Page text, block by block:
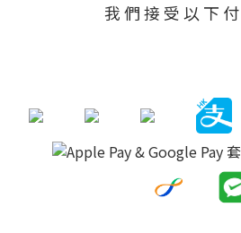
我 們 接 受 以 下